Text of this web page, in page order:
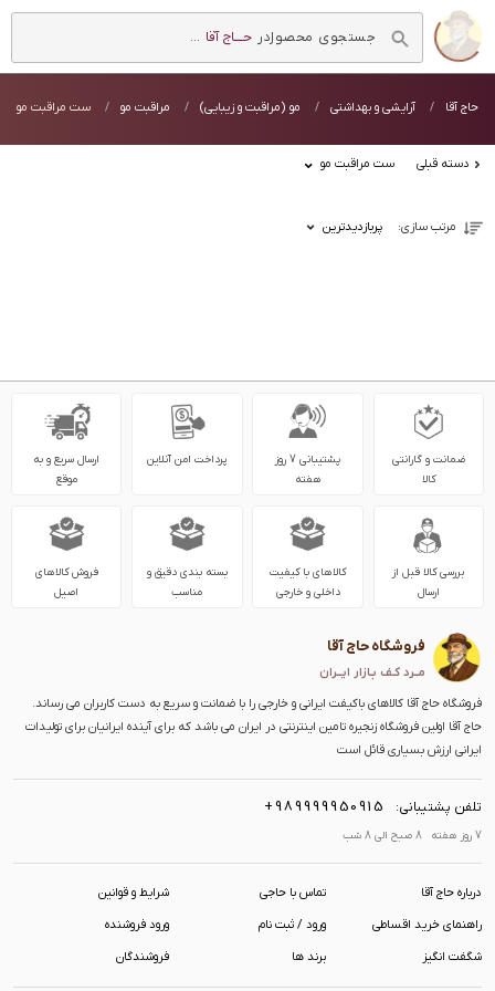
در حــــاج آقا ...
حاج آقا آرایشی و بهداشتی مو (مراقبت و زیبایی) مراقبت مو ست مراقبت مو
دسته قبلی ست مراقبت مو
مرتب سازی: پربازدیدترین
ضمانت و گارانتی
کالا
پشتیبانی 7 روز
هفته
پرداخت امن آنلاین
ارسال سریع و به
موقع
بررسی کالا قبل از
ارسال
کالاهای با کیفیت
داخلی و خارجی
بسته بندی دقیق و
مناسب
فروش کالاهای
اصیل
فروشگاه حاج آقا
مــرد کـف بـازار ایــران
فروشگاه حاج آقا کالاهای باکیفت ایرانی و خارجی را با ضمانت و سریع به دست کاربران می رساند.
حاج آقا اولین فروشگاه زنجیره تامین اینترنتی در ایران می باشد که برای آینده ایرانیان برای تولیدات
ایرانی ارزش بسیاری قائل است
تلفن پشتیبانی: +989999950915
7 روز هفته 8 صبح الی 8 شب
درباره حاج آقا تماس با حاجی شرایط و قوانین
راهنمای خرید اقساطی ورود / ثبت نام ورود فروشنده
شگفت انگیز برند ها فروشندگان